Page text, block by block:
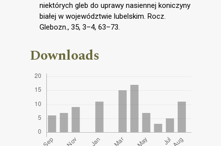
niektórych gleb do uprawy nasiennej koniczyny
białej w województwie lubelskim. Rocz.
Glebozn., 35, 3–4, 63–73.
Downloads